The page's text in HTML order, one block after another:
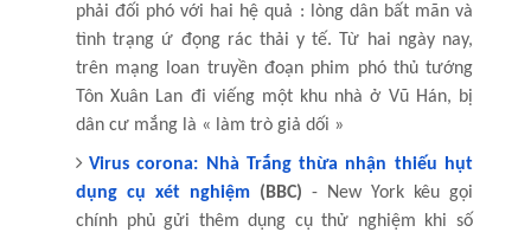
phải đối phó với hai hệ quả : lòng dân bất mãn và
tình trạng ứ đọng rác thải y tế. Từ hai ngày nay,
trên mạng loan truyền đoạn phim phó thủ tướng
Tôn Xuân Lan đi viếng một khu nhà ở Vũ Hán, bị
dân cư mắng là « làm trò giả dối »
Virus corona: Nhà Trắng thừa nhận thiếu hụt
dụng cụ xét nghiệm(BBC) - New York kêu gọi
chính phủ gửi thêm dụng cụ thử nghiệm khi số